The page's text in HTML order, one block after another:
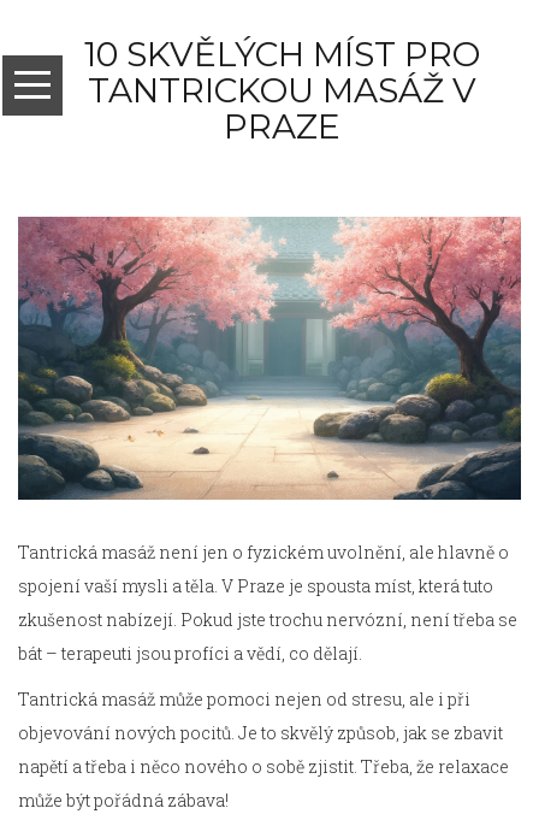
10 SKVĚLÝCH MÍST PRO
TANTRICKOU MASÁŽ V
PRAZE
Tantrická masáž není jen o fyzickém uvolnění, ale hlavně o
spojení vaší mysli a těla. V Praze je spousta míst, která tuto
zkušenost nabízejí. Pokud jste trochu nervózní, není třeba se
bát – terapeuti jsou profíci a vědí, co dělají.
Tantrická masáž může pomoci nejen od stresu, ale i při
objevování nových pocitů. Je to skvělý způsob, jak se zbavit
napětí a třeba i něco nového o sobě zjistit. Třeba, že relaxace
může být pořádná zábava!